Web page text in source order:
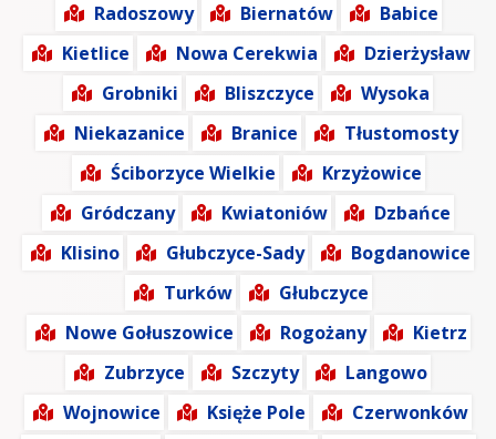
Radoszowy
Biernatów
Babice
Kietlice
Nowa Cerekwia
Dzierżysław
Grobniki
Bliszczyce
Wysoka
Niekazanice
Branice
Tłustomosty
Ściborzyce Wielkie
Krzyżowice
Gródczany
Kwiatoniów
Dzbańce
Klisino
Głubczyce-Sady
Bogdanowice
Turków
Głubczyce
Nowe Gołuszowice
Rogożany
Kietrz
Zubrzyce
Szczyty
Langowo
Wojnowice
Księże Pole
Czerwonków